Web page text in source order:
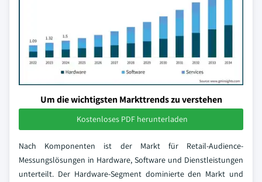
Um die wichtigsten Markttrends zu verstehen
Kostenloses PDF herunterladen
Nach Komponenten ist der Markt für Retail-Audience-
Messungslösungen in Hardware, Software und Dienstleistungen
unterteilt. Der Hardware-Segment dominierte den Markt und